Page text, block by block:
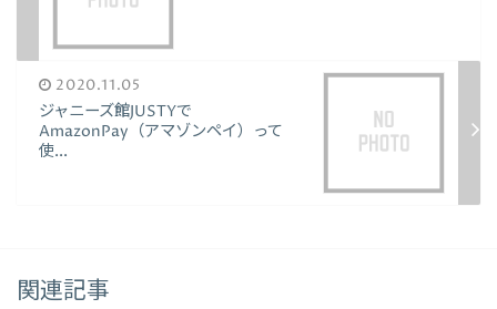
2020.11.05
ジャニーズ館JUSTYで
AmazonPay（アマゾンペイ）って
使...
関連記事